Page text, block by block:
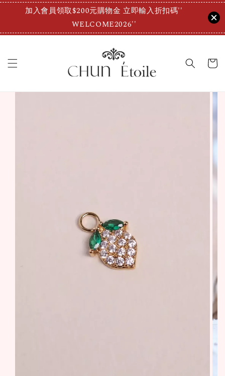
加入會員領取$200元購物金 立即輸入折扣碼''
WELCOME2026''